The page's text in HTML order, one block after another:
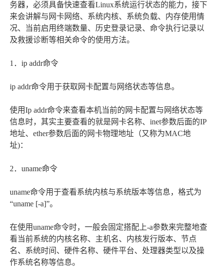
务器，必须具备快速查看Linux系统运行状态的能力，接下
来会讲解与网卡网络、系统内核、系统负载、内存使用情
况、当前启用终端数量、历史登录记录、命令执行记录以
及救援诊断等相关命令的使用方法。
1．ip addr命令
ip addr命令用于获取网卡配置与网络状态等信息。
使用Ip addr命令来查看本机当前的网卡配置与网络状态等
信息时，其实主要查看的就是网卡名称、inet参数后面的IP
地址、ether参数后面的网卡物理地址（又称为MAC地
址)：
2．uname命令
uname命令用于查看系统内核与系统版本等信息，格式为
“uname [-a]”。
在使用uname命令时，一般会固定搭配上-a参数来完整地查
看当前系统的内核名称、主机名、内核发行版本、节点
名、系统时间、硬件名称、硬件平台、处理器类型以及操
作系统名称等信息。